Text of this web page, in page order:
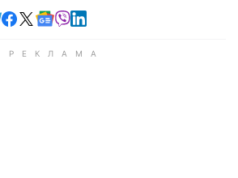
Читайте у Telegram
Читайте у Facebook
Читайте у X
Читайте у Google news
Читайте у Viber
Читайте у LinkedIn